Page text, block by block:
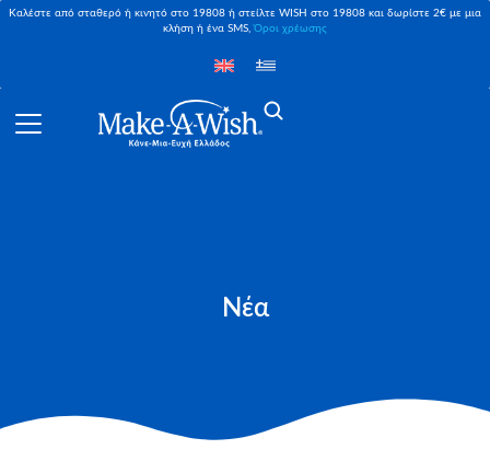
Καλέστε από σταθερό ή κινητό στο 19808 ή στείλτε WISH στο 19808 και δωρίστε 2€ με μια
κλήση ή ένα SMS,Όροι χρέωσης
Νέα